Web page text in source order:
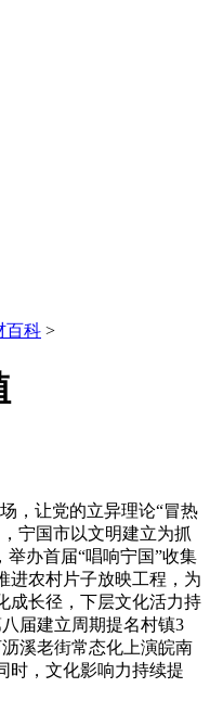
百科 >
，让党的立异理论“冒热
宁国市以文明建立为抓
举办首届“唱响宁国”收集
进农村片子放映工程，为
成长径，下层文化活力持
届建立周期提名村镇3
溪老街常态化上演皖南
时，文化影响力持续提